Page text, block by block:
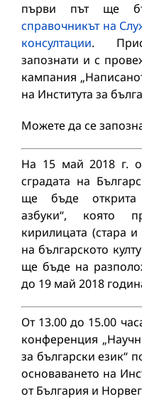
първи път ще
справочникът на
консултации.
запознати и с
кампания
на Института за
Можете да се
На 15 май 2018 г.
сградата на
ще бъде открита
азбуки“, която
кирилицата (стара
на българското
ще бъде на
до 19 май 2018
От 13.00 до 15.00
конференция
за български език“
основаването на
от България и